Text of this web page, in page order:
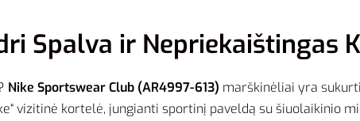
Spalva ir Nepriekaištingas
Nike Sportswear Club (AR4997-613) marškinėliai yra
vizitinė kortelė, jungianti sportinį paveldą su šiuolaikinio